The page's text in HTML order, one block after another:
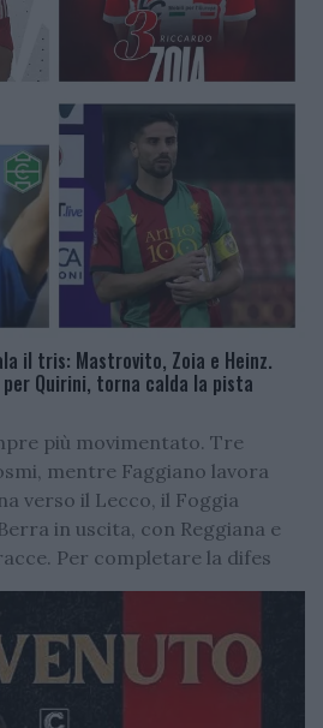
il tris: Mastrovito, Zoia e Heinz.
Quirini, torna calda la pista
più movimentato. Tre
mentre Faggiano lavora
verso il Lecco, il Foggia
in uscita, con Reggiana e
Per completare la difes